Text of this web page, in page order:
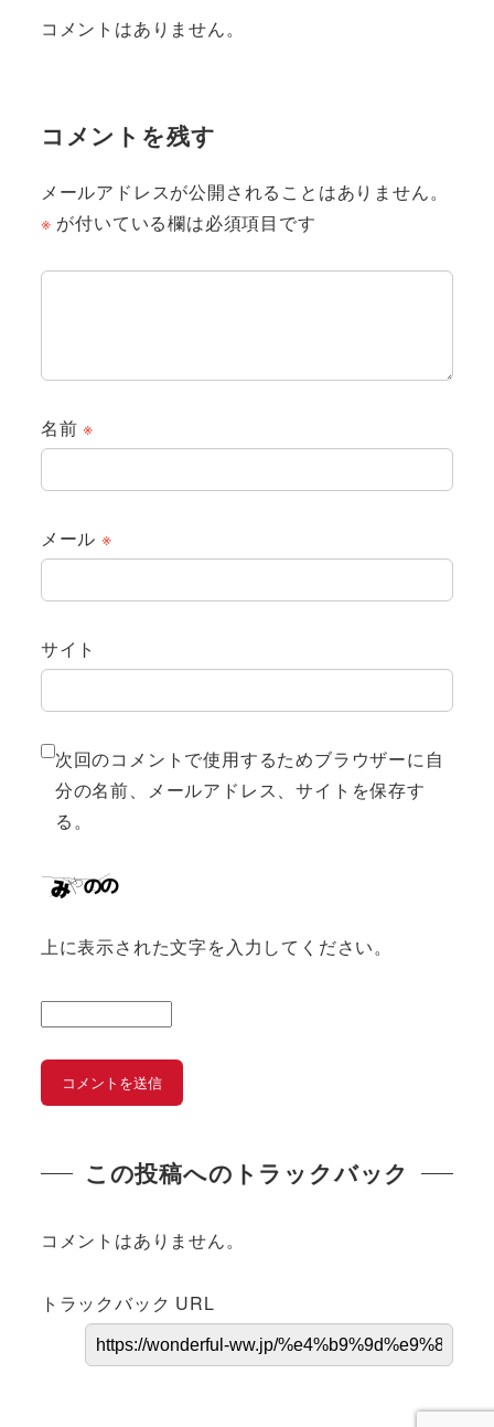
コメントはありません。
コメントを残す
メールアドレスが公開されることはありません。
※ が付いている欄は必須項目です
名前※
メール ※
サイト
次回のコメントで使用するためブラウザーに自
分の名前、メールアドレス、サイトを保存す
る。
上に表示された文字を入力してください。
この投稿へのトラックバック
コメントはありません。
トラックバック URL